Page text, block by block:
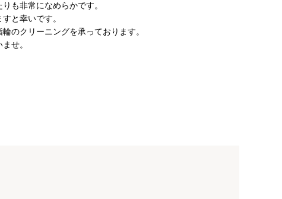
も非常になめらかです。
と幸いです。
のクリーニングを承っております。
せ。